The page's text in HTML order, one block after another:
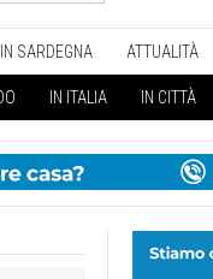
IN SARDEGNA ATTUALITÀ
IN ITALIA IN CITTÀ